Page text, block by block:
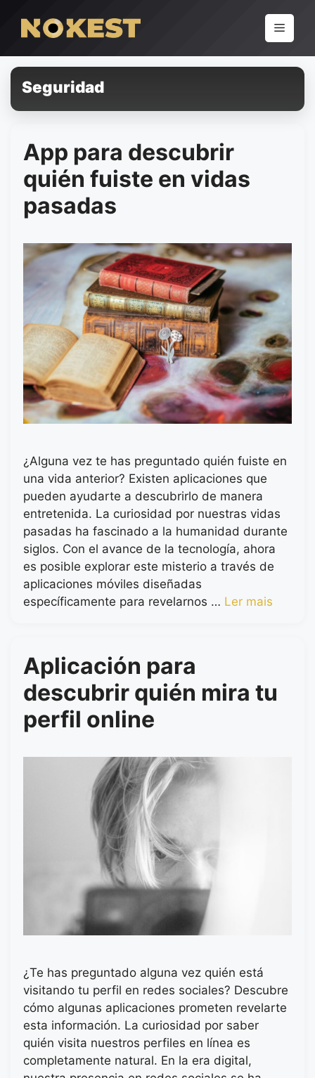
conteúdo
Menu
Seguridad
App para descubrir
quién fuiste en vidas
pasadas
¿Alguna vez te has preguntado quién fuiste en
una vida anterior? Existen aplicaciones que
pueden ayudarte a descubrirlo de manera
entretenida. La curiosidad por nuestras vidas
pasadas ha fascinado a la humanidad durante
siglos. Con el avance de la tecnología, ahora
es posible explorar este misterio a través de
aplicaciones móviles diseñadas
específicamente para revelarnos … Ler mais
Aplicación para
descubrir quién mira tu
perfil online
¿Te has preguntado alguna vez quién está
visitando tu perfil en redes sociales? Descubre
cómo algunas aplicaciones prometen revelarte
esta información. La curiosidad por saber
quién visita nuestros perfiles en línea es
completamente natural. En la era digital,